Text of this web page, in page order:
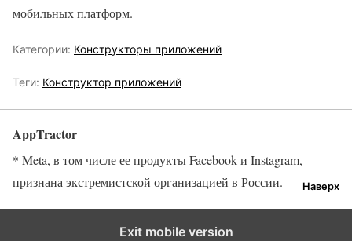
мобильных платформ.
Категории: Конструкторы приложений
Теги: Конструктор приложений
AppTractor
Наверх
* Meta, в том числе ее продукты Facebook и Instagram,
признана экстремистской организацией в России.
Exit mobile version